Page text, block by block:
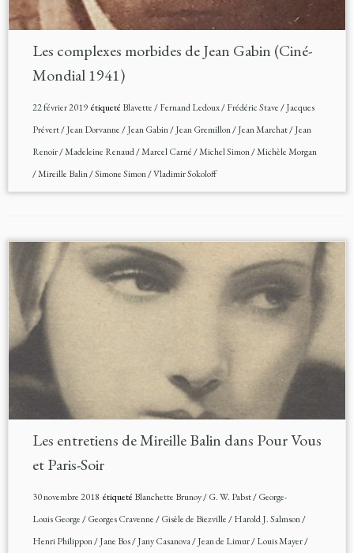
Les complexes morbides de Jean Gabin (Ciné-
Mondial 1941)
22 février 2019étiqueté Blavette/Fernand Ledoux/Frédéric Stave/Jacques
Prévert/Jean Dorvanne/Jean Gabin/Jean Gremillon/Jean Marchat/Jean
Renoir/Madeleine Renaud/Marcel Carné/Michel Simon/Michèle Morgan
/Mireille Balin/Simone Simon/Vladimir Sokoloff
Les entretiens de Mireille Balin dans Pour Vous
et Paris-Soir
30 novembre 2018 étiqueté Blanchette Brunoy/G. W. Pabst/George-
Louis George/Georges Cravenne/Gisèle de Biezville/Harold J. Salmson/
Henri Philippon/Jane Bos/Jany Casanova/Jean de Limur/Louis Mayer/